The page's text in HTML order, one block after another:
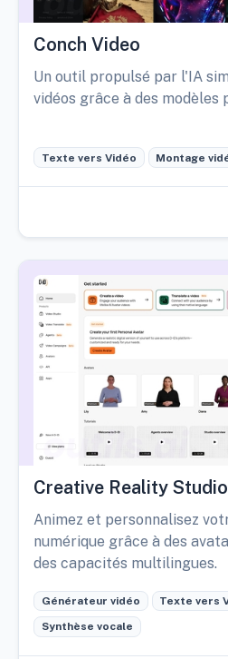
Conch Video
Un outil propulsé par l'IA
vidéos grâce à des modèles
Texte vers Vidéo Montage
Creative Reality
Animez et personnalisez
numérique grâce à des
des capacités multilingues.
Générateur vidéo Texte vers
Synthèse vocale